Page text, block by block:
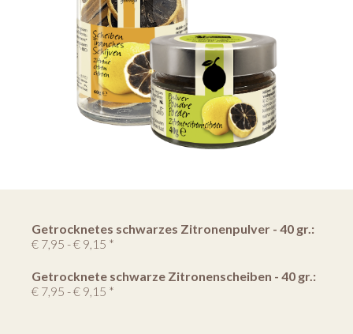
Getrocknetes schwarzes Zitronenpulver - 40 gr.:
€ 7,95 - € 9,15 *
Getrocknete schwarze Zitronenscheiben - 40 gr.:
€ 7,95 - € 9,15 *